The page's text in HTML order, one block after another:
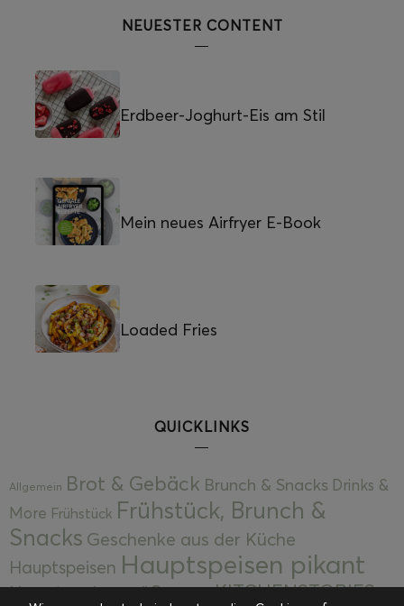
NEUESTER CONTENT
Erdbeer-Joghurt-Eis am Stil
Mein neues Airfryer E-Book
Loaded Fries
QUICKLINKS
Allgemein Brot & Gebäck Brunch & Snacks Drinks &
More Frühstück Frühstück, Brunch &
Snacks Geschenke aus der Küche
Hauptspeisen Hauptspeisen pikant
Hauptspeisen süßKekseKITCHENSTORIES